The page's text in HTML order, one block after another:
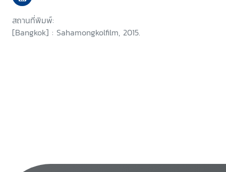
สถานที่พิมพ์:
[Bangkok] : Sahamongkolfilm, 2015.